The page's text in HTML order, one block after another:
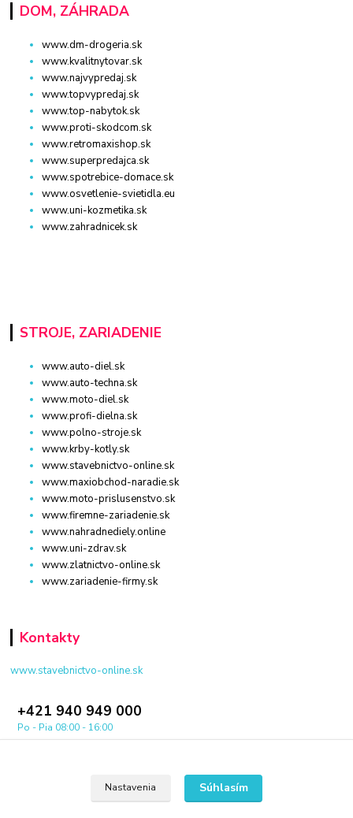
DOM, ZÁHRADA
www.dm-drogeria.sk
www.kvalitnytovar.sk
www.najvypredaj.sk
www.topvypredaj.sk
www.top-nabytok.sk
www.proti-skodcom.sk
www.retromaxishop.sk
www.superpredajca.sk
www.spotrebice-domace.sk
www.osvetlenie-svietidla.eu
www.uni-kozmetika.sk
www.zahradnicek.sk
STROJE, ZARIADENIE
www.auto-diel.sk
www.auto-techna.sk
www.moto-diel.sk
www.profi-dielna.sk
www.polno-stroje.sk
www.krby-kotly.sk
www.stavebnictvo-online.sk
www.maxiobchod-naradie.sk
www.moto-prislusenstvo.sk
www.firemne-zariadenie.sk
www.nahradnediely.online
www.uni-zdrav.sk
www.zlatnictvo-online.sk
www.zariadenie-firmy.sk
Kontakty
www.stavebnictvo-online.sk
+421 940 949 000
Po - Pia 08:00 - 16:00
Nastavenia Súhlasím